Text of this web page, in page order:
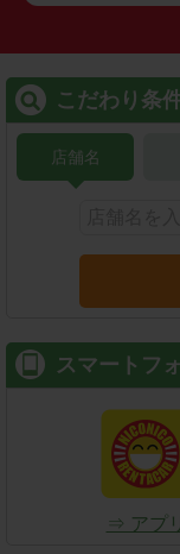
こだわり条
店舗名
スマートフ
⇒ アプ